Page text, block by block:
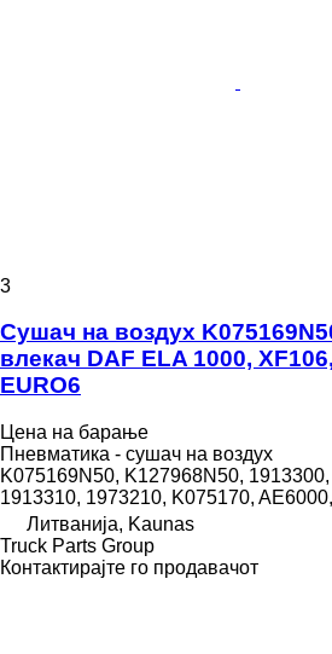
3
Сушач на воздух
влекач DAF ELA 1000,
EURO6
Цена на барање
Пневматика - сушач на воздух
K075169N50, K127968N50,
1913310, 1973210, K075170,
Литванија, Kaunas
Truck Parts Group
Контактирајте го продавачот